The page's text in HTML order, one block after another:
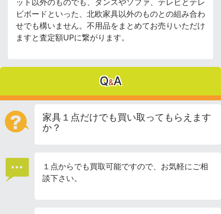
ット以外のものでも、タンスやソファ、テレビとテレ
ビボードといった、北欧家具以外のものとの組み合わ
せでも構いません。不用品をまとめてお売りいただけ
ますと査定額UPに繋がります。
Q&A
家具１点だけでも買い取ってもらえます
か？
１点からでも買取可能ですので、お気軽にご相
談下さい。